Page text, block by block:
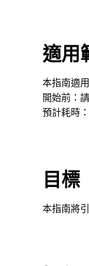
適用
本指南適
開始前：
預計耗時
目標
本指南將